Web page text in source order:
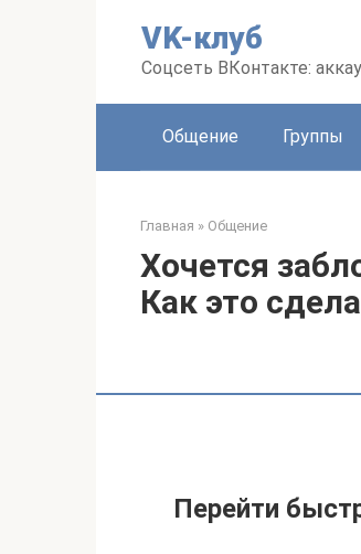
VK-клуб
Соцсеть ВКонтакте:
Общение Группы
Главная » Общение
Хочется
Как это
Перейти